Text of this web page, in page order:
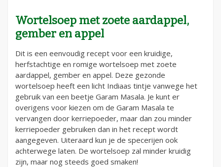
Wortelsoep met zoete aardappel,
gember en appel
Dit is een eenvoudig recept voor een kruidige,
herfstachtige en romige wortelsoep met zoete
aardappel, gember en appel. Deze gezonde
wortelsoep heeft een licht Indiaas tintje vanwege het
gebruik van een beetje Garam Masala. Je kunt er
overigens voor kiezen om de Garam Masala te
vervangen door kerriepoeder, maar dan zou minder
kerriepoeder gebruiken dan in het recept wordt
aangegeven. Uiteraard kun je de specerijen ook
achterwege laten. De wortelsoep zal minder kruidig
zijn, maar nog steeds goed smaken!